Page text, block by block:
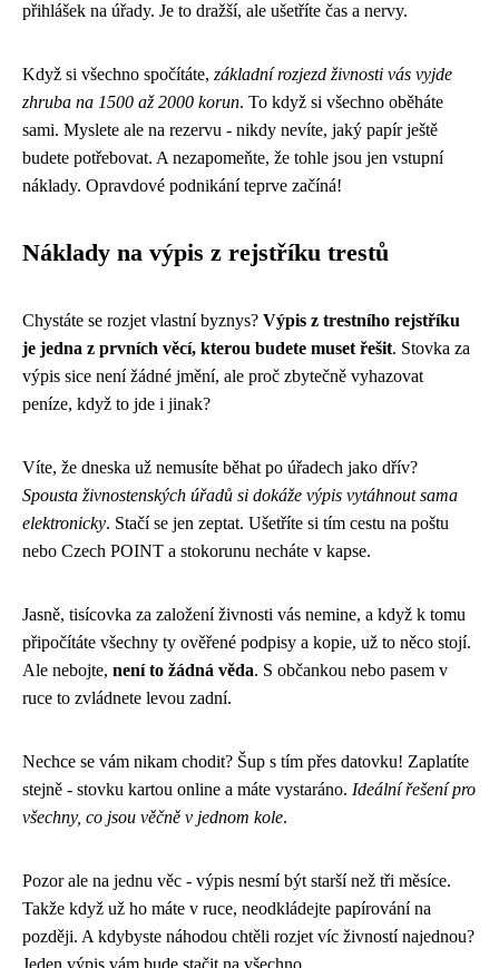
přihlášek na úřady. Je to dražší, ale ušetříte čas a nervy.
Když si všechno spočítáte, základní rozjezd živnosti vás vyjde
zhruba na 1500 až 2000 korun. To když si všechno oběháte
sami. Myslete ale na rezervu - nikdy nevíte, jaký papír ještě
budete potřebovat. A nezapomeňte, že tohle jsou jen vstupní
náklady. Opravdové podnikání teprve začíná!
Náklady na výpis z rejstříku trestů
Chystáte se rozjet vlastní byznys? Výpis z trestního rejstříku
je jedna z prvních věcí, kterou budete muset řešit. Stovka za
výpis sice není žádné jmění, ale proč zbytečně vyhazovat
peníze, když to jde i jinak?
Víte, že dneska už nemusíte běhat po úřadech jako dřív?
Spousta živnostenských úřadů si dokáže výpis vytáhnout sama
elektronicky. Stačí se jen zeptat. Ušetříte si tím cestu na poštu
nebo Czech POINT a stokorunu necháte v kapse.
Jasně, tisícovka za založení živnosti vás nemine, a když k tomu
připočítáte všechny ty ověřené podpisy a kopie, už to něco stojí.
Ale nebojte, není to žádná věda. S občankou nebo pasem v
ruce to zvládnete levou zadní.
Nechce se vám nikam chodit? Šup s tím přes datovku! Zaplatíte
stejně - stovku kartou online a máte vystaráno. Ideální řešení pro
všechny, co jsou věčně v jednom kole.
Pozor ale na jednu věc - výpis nesmí být starší než tři měsíce.
Takže když už ho máte v ruce, neodkládejte papírování na
později. A kdybyste náhodou chtěli rozjet víc živností najednou?
Jeden výpis vám bude stačit na všechno.